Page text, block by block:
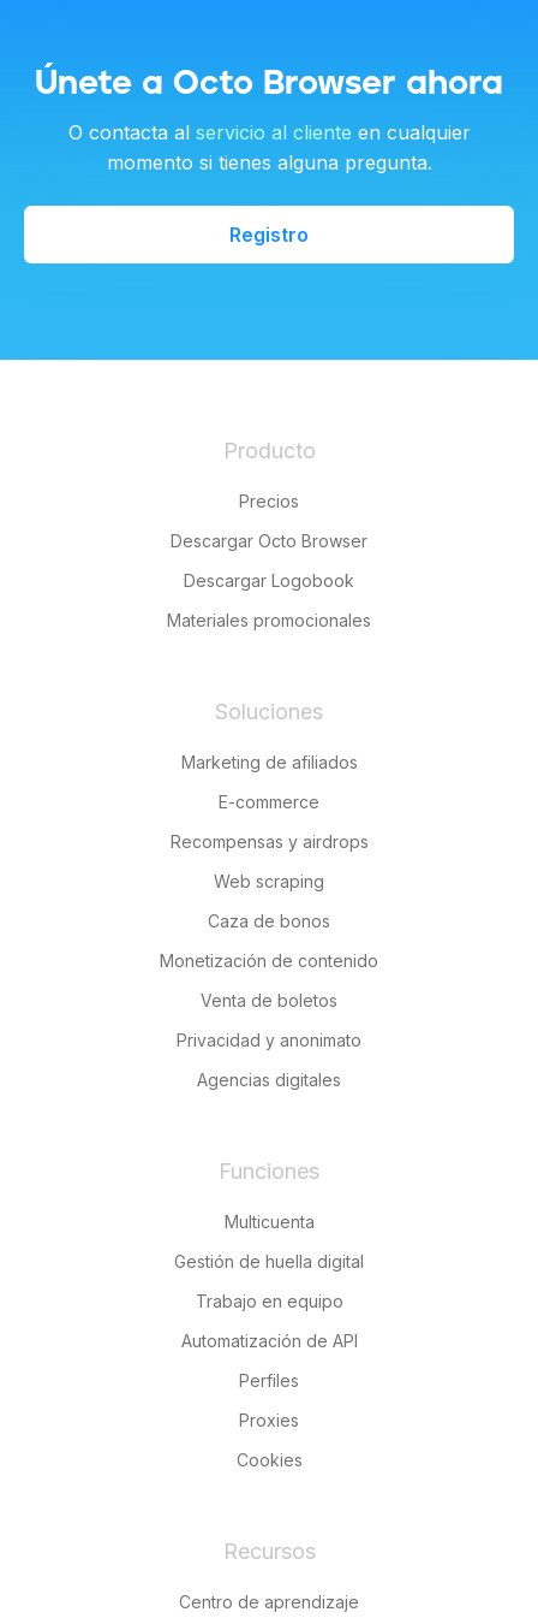
Únete a Octo Browser ahora
O contacta al servicio al cliente en cualquier
momento si tienes alguna pregunta.
Registro
Producto
Precios
Descargar Octo Browser
Descargar Logobook
Materiales promocionales
Soluciones
Marketing de afiliados
E-commerce
Recompensas y airdrops
Web scraping
Caza de bonos
Monetización de contenido
Venta de boletos
Privacidad y anonimato
Agencias digitales
Funciones
Multicuenta
Gestión de huella digital
Trabajo en equipo
Automatización de API
Perfiles
Proxies
Cookies
Recursos
Centro de aprendizaje